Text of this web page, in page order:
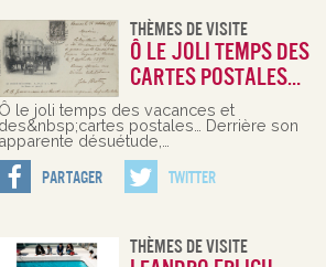
Thèmes De Visite
Ô le joli temps des
cartes postales…
Ô le joli temps des vacances et
des&nbsp;cartes postales… Derrière son
apparente désuétude,…
Partager Twitter
Thèmes De Visite